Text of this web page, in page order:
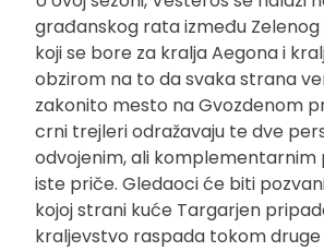
građanskog rata između Zelenog
koji se bore za kralja Aegona i
obzirom na to da svaka strana
zakonito mesto na Gvozdenom
crni trejleri odražavaju te dve
odvojenim, ali komplementarnim
iste priče. Gledaoci će biti
kojoj strani kuće Targarjen
kraljevstvo raspada tokom druge